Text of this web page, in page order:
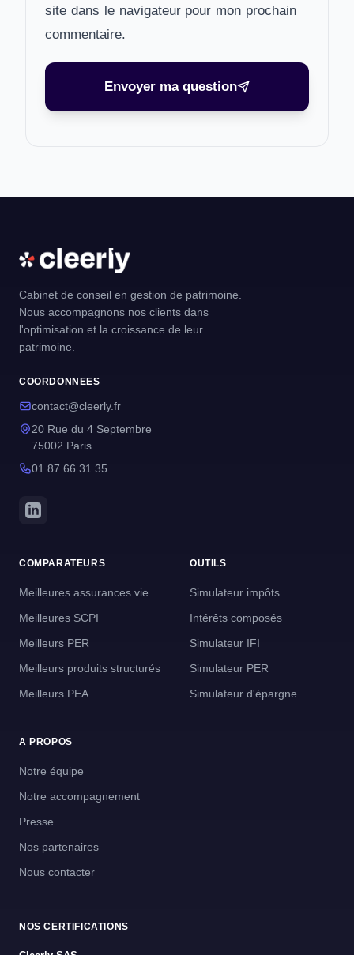
site dans le navigateur pour mon prochain
commentaire.
Envoyer ma question
Cabinet de conseil en gestion de patrimoine.
Nous accompagnons nos clients dans
l'optimisation et la croissance de leur
patrimoine.
COORDONNEES
contact@cleerly.fr
20 Rue du 4 Septembre
75002 Paris
01 87 66 31 35
COMPARATEURS
Meilleures assurances vie
Meilleures SCPI
Meilleurs PER
Meilleurs produits structurés
Meilleurs PEA
OUTILS
Simulateur impôts
Intérêts composés
Simulateur IFI
Simulateur PER
Simulateur d'épargne
A PROPOS
Notre équipe
Notre accompagnement
Presse
Nos partenaires
Nous contacter
NOS CERTIFICATIONS